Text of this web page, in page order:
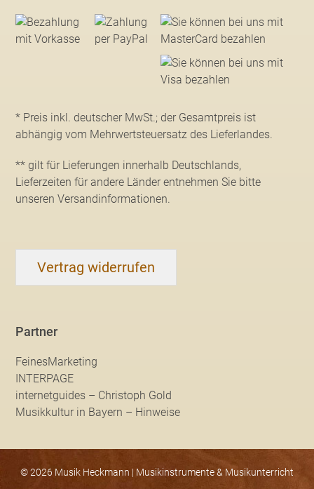
* Preis inkl. deutscher MwSt.; der Gesamtpreis ist
abhängig vom Mehrwertsteuersatz des Lieferlandes.
** gilt für Lieferungen innerhalb Deutschlands,
Lieferzeiten für andere Länder entnehmen Sie bitte
unseren Versandinformationen.
Vertrag widerrufen
Partner
FeinesMarketing
INTERPAGE
internetguides – Christoph Gold
Musikkultur in Bayern – Hinweise
© 2026 Musik Heckmann | Musikinstrumente & Musikunterricht